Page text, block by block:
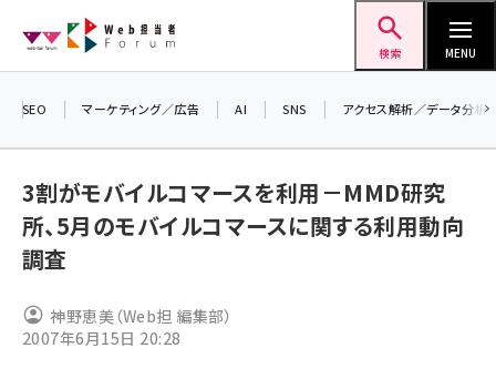
ン
検索 MENU
youtube (2420)
SEO マーケティング／広告 AI SNS アクセス解析／データ分析
3割がモバイルコマースを利用－MMD研究
所、5月のモバイルコマースに関する利用動向
調査
神野恵美（Web担 編集部）
2007年6月15日 20:28